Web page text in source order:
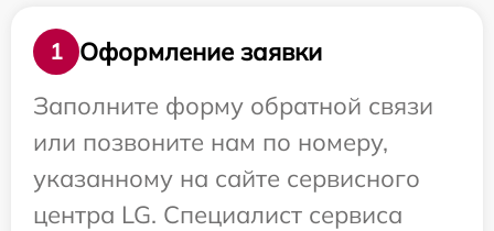
1
Оформление заявки
Заполните форму обратной связи
или позвоните нам по номеру,
указанному на сайте сервисного
центра LG. Специалист сервиса